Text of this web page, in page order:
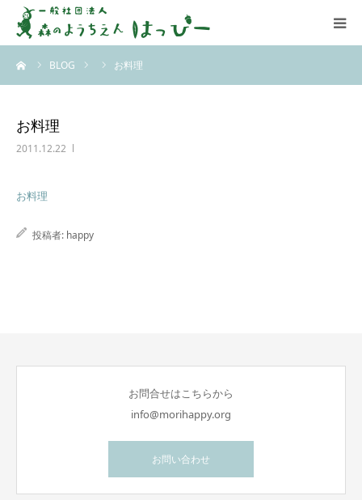
BLOG お料理
お料理
2011.12.22
お料理
投稿者: happy
お問合せはこちらから
info@morihappy.org
お問い合わせ
はっぴーについて